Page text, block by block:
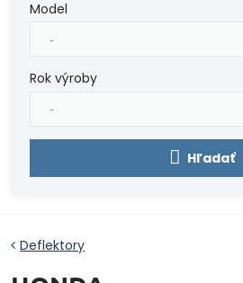
Model
Rok výroby
Hľadať
Deflektory